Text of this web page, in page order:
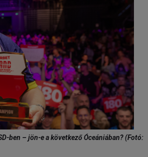
ben – jön-e a következő Óceániában? (Fotó: